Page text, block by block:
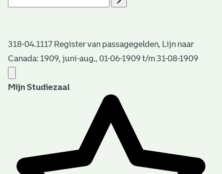
318-04.1117 Register van passagegelden, Lijn naar
Canada: 1909, juni-aug., 01-06-1909 t/m 31-08-1909
Mijn Studiezaal